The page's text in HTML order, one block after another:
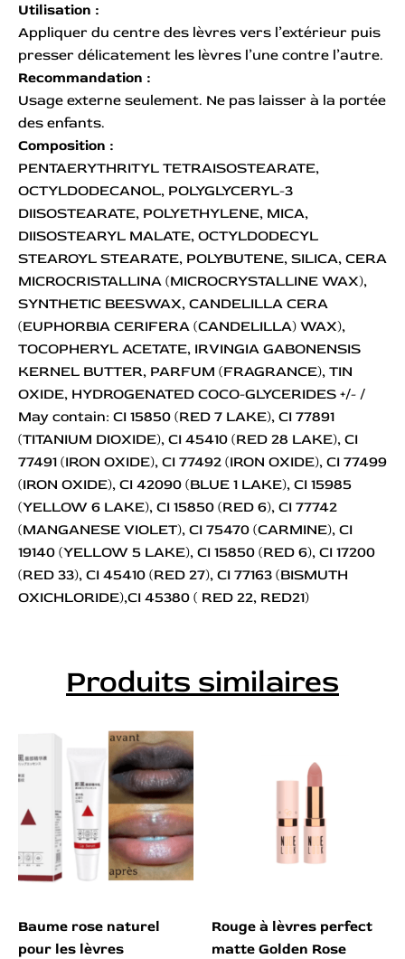
Utilisation :
Appliquer du centre des lèvres vers l’extérieur puis
presser délicatement les lèvres l’une contre l’autre.
Recommandation :
Usage externe seulement. Ne pas laisser à la portée
des enfants.
Composition :
PENTAERYTHRITYL TETRAISOSTEARATE,
OCTYLDODECANOL, POLYGLYCERYL-3
DIISOSTEARATE, POLYETHYLENE, MICA,
DIISOSTEARYL MALATE, OCTYLDODECYL
STEAROYL STEARATE, POLYBUTENE, SILICA, CERA
MICROCRISTALLINA (MICROCRYSTALLINE WAX),
SYNTHETIC BEESWAX, CANDELILLA CERA
(EUPHORBIA CERIFERA (CANDELILLA) WAX),
TOCOPHERYL ACETATE, IRVINGIA GABONENSIS
KERNEL BUTTER, PARFUM (FRAGRANCE), TIN
OXIDE, HYDROGENATED COCO-GLYCERIDES +/- /
May contain: CI 15850 (RED 7 LAKE), CI 77891
(TITANIUM DIOXIDE), CI 45410 (RED 28 LAKE), CI
77491 (IRON OXIDE), CI 77492 (IRON OXIDE), CI 77499
(IRON OXIDE), CI 42090 (BLUE 1 LAKE), CI 15985
(YELLOW 6 LAKE), CI 15850 (RED 6), CI 77742
(MANGANESE VIOLET), CI 75470 (CARMINE), CI
19140 (YELLOW 5 LAKE), CI 15850 (RED 6), CI 17200
(RED 33), CI 45410 (RED 27), CI 77163 (BISMUTH
OXICHLORIDE),CI 45380 ( RED 22, RED21)
Produits similaires
Baume rose naturel
pour les lèvres
Rouge à lèvres perfect
matte Golden Rose